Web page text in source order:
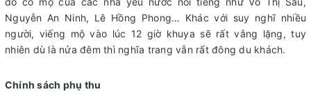
Nguyễn An Ninh, Lê Hồng Phong… Khác với suy nghĩ nhiều
người, viếng mộ vào lúc 12 giờ khuya sẽ rất vắng lặng, tuy
nhiên dù là nửa đêm thì nghĩa trang vẫn rất đông du khách.
Chính sách phụ thu